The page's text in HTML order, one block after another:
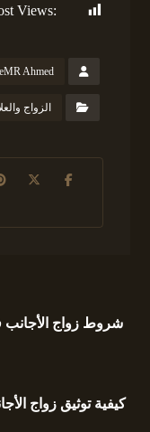
Views:
Ahmed
الزواج
شروط زواج الأجانب